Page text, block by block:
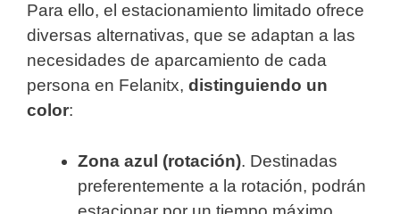
Para ello, el estacionamiento limitado ofrece
diversas alternativas, que se adaptan a las
necesidades de aparcamiento de cada
persona en Felanitx, distinguiendo un
color:
Zona azul (rotación). Destinadas
preferentemente a la rotación, podrán